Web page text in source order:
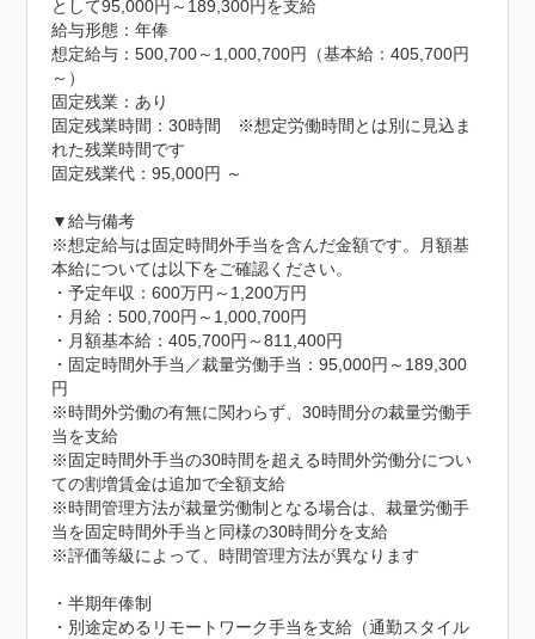
として95,000円～189,300円を支給
給与形態：年俸
想定給与：500,700～1,000,700円（基本給：405,700円
～）
固定残業：あり
固定残業時間：30時間　※想定労働時間とは別に見込ま
れた残業時間です
固定残業代：95,000円 ～
▼給与備考
※想定給与は固定時間外手当を含んだ金額です。月額基
本給については以下をご確認ください。
・予定年収：600万円～1,200万円
・月給：500,700円～1,000,700円
・月額基本給：405,700円～811,400円
・固定時間外手当／裁量労働手当：95,000円～189,300
円
※時間外労働の有無に関わらず、30時間分の裁量労働手
当を支給
※固定時間外手当の30時間を超える時間外労働分につい
ての割増賃金は追加で全額支給
※時間管理方法が裁量労働制となる場合は、裁量労働手
当を固定時間外手当と同様の30時間分を支給
※評価等級によって、時間管理方法が異なります
・半期年俸制
・別途定めるリモートワーク手当を支給（通勤スタイル